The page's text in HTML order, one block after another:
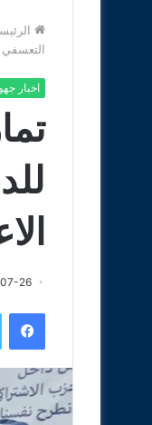
التعسفي
اخبار
26
فيسبوك